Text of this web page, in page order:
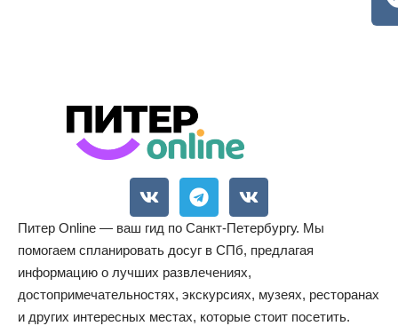
Питер Online — ваш гид по Санкт-Петербургу. Мы
помогаем спланировать досуг в СПб, предлагая
информацию о лучших развлечениях,
достопримечательностях, экскурсиях, музеях, ресторанах
и других интересных местах, которые стоит посетить.